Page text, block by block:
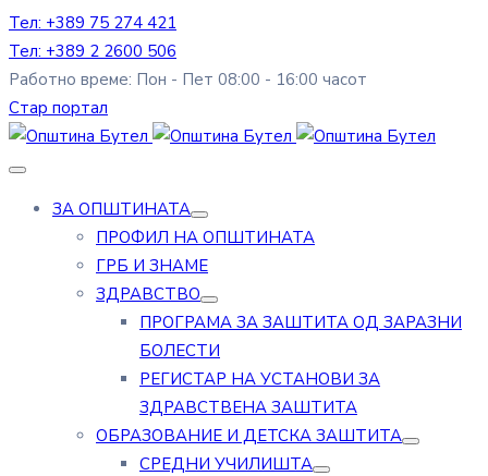
Тел: +389 75 274 421
Тел: +389 2 2600 506
Работно време: Пон - Пет 08:00 - 16:00 часот
Стар портал
ЗА ОПШТИНАТА
ПРОФИЛ НА ОПШТИНАТА
ГРБ И ЗНАМЕ
ЗДРАВСТВО
ПРОГРАМА ЗА ЗАШТИТА ОД ЗАРАЗНИ
БОЛЕСТИ
РЕГИСТАР НА УСТАНОВИ ЗА
ЗДРАВСТВЕНА ЗАШТИТА
ОБРАЗОВАНИЕ И ДЕТСКА ЗАШТИТА
СРЕДНИ УЧИЛИШТА